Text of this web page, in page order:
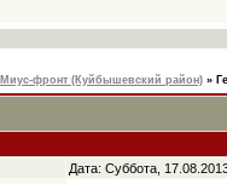
Миус-фронт (Куйбышевский район) »
Дата: Суббота,